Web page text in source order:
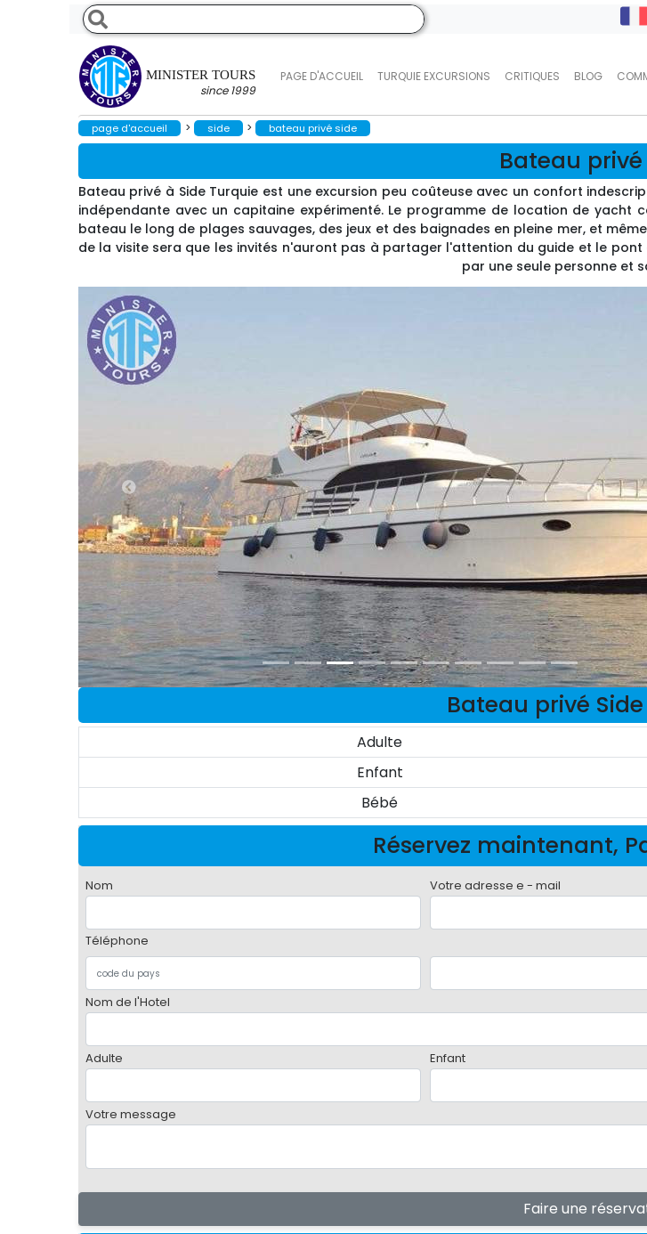
MINISTER TOURS
since 1999
PAGE D'ACCUEIL TURQUIE EXCURSIONS CRITIQUES BLOG
page d'accueil > side > bateau privé side
Bateau privé
Bateau privé à Side Turquie est une excursion peu coûteuse avec un confort
indépendante avec un capitaine expérimenté. Le programme de location de
bateau le long de plages sauvages, des jeux et des baignades en pleine mer, et
de la visite sera que les invités n'auront pas à partager l'attention du guide et le
par une seule personne et
Bateau privé
Adulte
Enfant
Bébé
Réservez maintenant,
Nom Votre adresse e - mail
Téléphone
Nom de l'Hotel
Adulte Enfant
Votre message
Faire une